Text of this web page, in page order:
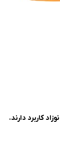
کاربرد دارند.